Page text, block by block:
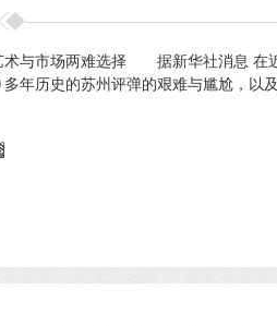
术与市场两难选择 据新华社消息 在近
多年历史的苏州评弹的艰难与尴尬，